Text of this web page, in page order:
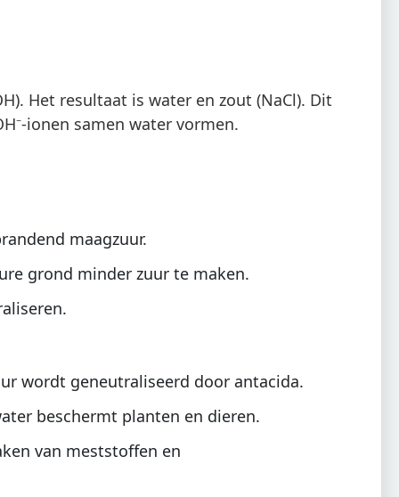
Het resultaat is water en zout (NaCl). Dit
ionen samen water vormen.
maagzuur.
grond minder zuur te maken.
wordt geneutraliseerd door antacida.
beschermt planten en dieren.
van meststoffen en